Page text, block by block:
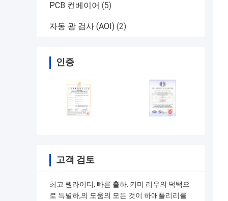
PCB 컨베이어 (5)
자동 광 검사 (AOI) (2)
인증
고객 검토
최고 퀀라이티, 빠른 출하. 키미 리우의 덕택으
로 특별하,의 도움의 모든 것이 하애플리리를